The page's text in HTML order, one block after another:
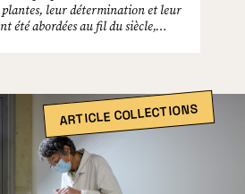
plantes, leur détermination et leur
été abordées au fil du siècle,…
ARTICLE COLLECTIONS